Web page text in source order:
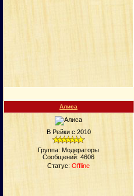
Алиса
В Рейки с 2010
Группа: Модераторы
Сообщений: 4606
Статус: Offline